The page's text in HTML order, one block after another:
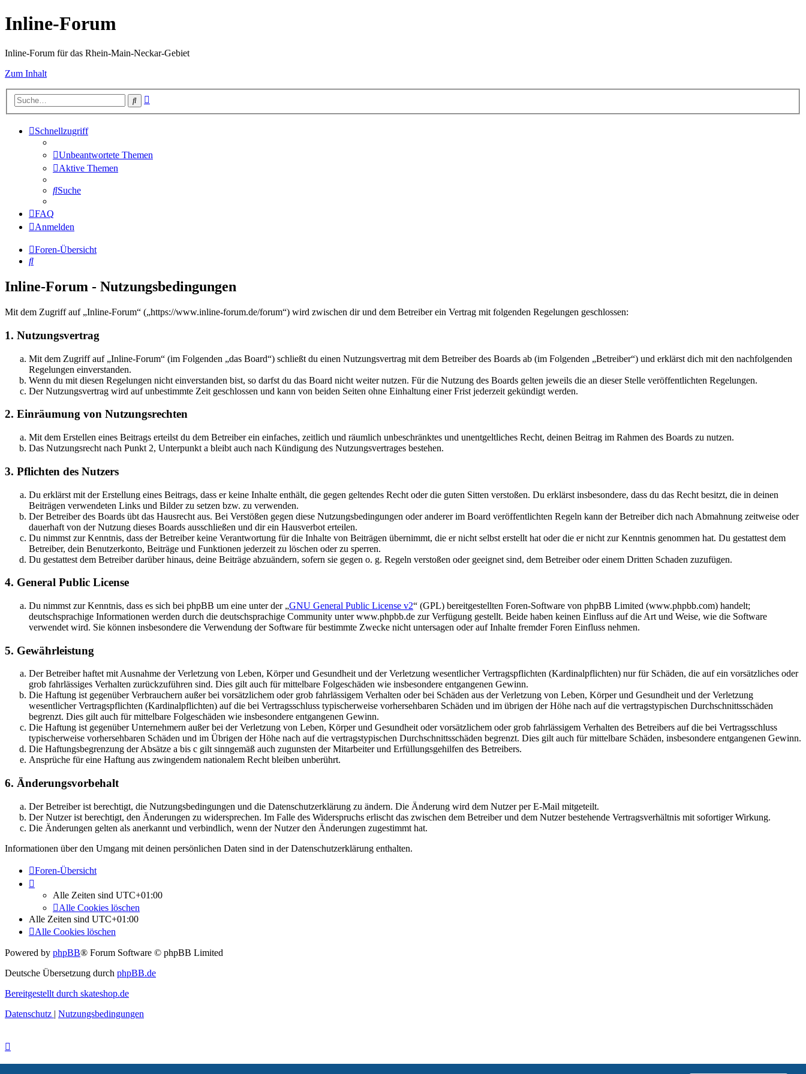
Inline-Forum
Inline-Forum für das Rhein-Main-Neckar-Gebiet
Zum Inhalt
Suche
Schnellzugriff
Unbeantwortete Themen
Aktive Themen
Suche
FAQ
Anmelden
Foren-Übersicht
Suche
Inline-Forum - Nutzungsbedingungen
Mit dem Zugriff auf „Inline-Forum“ („https://www.inline-forum.de/forum“) wird zwischen dir und dem Betreiber ein Vertrag mit folgenden Regelungen geschlossen:
1. Nutzungsvertrag
Mit dem Zugriff auf „Inline-Forum“ (im Folgenden „das Board“) schließt du einen Nutzungsvertrag mit dem Betreiber des Boards ab (im Folgenden „Betreiber“) und erklärst dich mit den nachfolgenden
Regelungen einverstanden.
Wenn du mit diesen Regelungen nicht einverstanden bist, so darfst du das Board nicht weiter nutzen. Für die Nutzung des Boards gelten jeweils die an dieser Stelle veröffentlichten Regelungen.
Der Nutzungsvertrag wird auf unbestimmte Zeit geschlossen und kann von beiden Seiten ohne Einhaltung einer Frist jederzeit gekündigt werden.
2. Einräumung von Nutzungsrechten
Mit dem Erstellen eines Beitrags erteilst du dem Betreiber ein einfaches, zeitlich und räumlich unbeschränktes und unentgeltliches Recht, deinen Beitrag im Rahmen des Boards zu nutzen.
Das Nutzungsrecht nach Punkt 2, Unterpunkt a bleibt auch nach Kündigung des Nutzungsvertrages bestehen.
3. Pflichten des Nutzers
Du erklärst mit der Erstellung eines Beitrags, dass er keine Inhalte enthält, die gegen geltendes Recht oder die guten Sitten verstoßen. Du erklärst insbesondere, dass du das Recht besitzt, die in deinen
Beiträgen verwendeten Links und Bilder zu setzen bzw. zu verwenden.
Der Betreiber des Boards übt das Hausrecht aus. Bei Verstößen gegen diese Nutzungsbedingungen oder anderer im Board veröffentlichten Regeln kann der Betreiber dich nach Abmahnung zeitweise oder
dauerhaft von der Nutzung dieses Boards ausschließen und dir ein Hausverbot erteilen.
Du nimmst zur Kenntnis, dass der Betreiber keine Verantwortung für die Inhalte von Beiträgen übernimmt, die er nicht selbst erstellt hat oder die er nicht zur Kenntnis genommen hat. Du gestattest dem
Betreiber, dein Benutzerkonto, Beiträge und Funktionen jederzeit zu löschen oder zu sperren.
Du gestattest dem Betreiber darüber hinaus, deine Beiträge abzuändern, sofern sie gegen o. g. Regeln verstoßen oder geeignet sind, dem Betreiber oder einem Dritten Schaden zuzufügen.
4. General Public License
Du nimmst zur Kenntnis, dass es sich bei phpBB um eine unter der „GNU General Public License v2“ (GPL) bereitgestellten Foren-Software von phpBB Limited (www.phpbb.com) handelt;
deutschsprachige Informationen werden durch die deutschsprachige Community unter www.phpbb.de zur Verfügung gestellt. Beide haben keinen Einfluss auf die Art und Weise, wie die Software
verwendet wird. Sie können insbesondere die Verwendung der Software für bestimmte Zwecke nicht untersagen oder auf Inhalte fremder Foren Einfluss nehmen.
5. Gewährleistung
Der Betreiber haftet mit Ausnahme der Verletzung von Leben, Körper und Gesundheit und der Verletzung wesentlicher Vertragspflichten (Kardinalpflichten) nur für Schäden, die auf ein vorsätzliches oder
grob fahrlässiges Verhalten zurückzuführen sind. Dies gilt auch für mittelbare Folgeschäden wie insbesondere entgangenen Gewinn.
Die Haftung ist gegenüber Verbrauchern außer bei vorsätzlichem oder grob fahrlässigem Verhalten oder bei Schäden aus der Verletzung von Leben, Körper und Gesundheit und der Verletzung
wesentlicher Vertragspflichten (Kardinalpflichten) auf die bei Vertragsschluss typischerweise vorhersehbaren Schäden und im übrigen der Höhe nach auf die vertragstypischen Durchschnittsschäden
begrenzt. Dies gilt auch für mittelbare Folgeschäden wie insbesondere entgangenen Gewinn.
Die Haftung ist gegenüber Unternehmern außer bei der Verletzung von Leben, Körper und Gesundheit oder vorsätzlichem oder grob fahrlässigem Verhalten des Betreibers auf die bei Vertragsschluss
typischerweise vorhersehbaren Schäden und im Übrigen der Höhe nach auf die vertragstypischen Durchschnittsschäden begrenzt. Dies gilt auch für mittelbare Schäden, insbesondere entgangenen Gewinn.
Die Haftungsbegrenzung der Absätze a bis c gilt sinngemäß auch zugunsten der Mitarbeiter und Erfüllungsgehilfen des Betreibers.
Ansprüche für eine Haftung aus zwingendem nationalem Recht bleiben unberührt.
6. Änderungsvorbehalt
Der Betreiber ist berechtigt, die Nutzungsbedingungen und die Datenschutzerklärung zu ändern. Die Änderung wird dem Nutzer per E-Mail mitgeteilt.
Der Nutzer ist berechtigt, den Änderungen zu widersprechen. Im Falle des Widerspruchs erlischt das zwischen dem Betreiber und dem Nutzer bestehende Vertragsverhältnis mit sofortiger Wirkung.
Die Änderungen gelten als anerkannt und verbindlich, wenn der Nutzer den Änderungen zugestimmt hat.
Informationen über den Umgang mit deinen persönlichen Daten sind in der Datenschutzerklärung enthalten.
Foren-Übersicht
Alle Zeiten sind UTC+01:00
Alle Cookies löschen
Alle Zeiten sind UTC+01:00
Alle Cookies löschen
Powered by phpBB® Forum Software © phpBB Limited
Deutsche Übersetzung durch phpBB.de
Bereitgestellt durch skateshop.de
Datenschutz | Nutzungsbedingungen